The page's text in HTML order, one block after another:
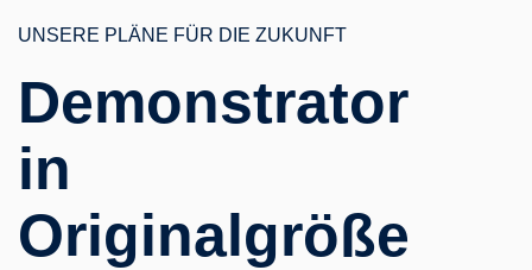
UNSERE PLÄNE FÜR DIE ZUKUNFT
Demonstrator
in
Originalgröße